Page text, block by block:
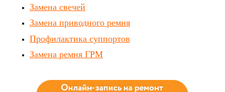
Замена свечей
Замена приводного ремня
Профилактика суппортов
Замена ремня ГРМ